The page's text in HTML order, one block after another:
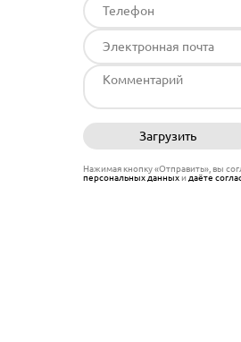
Загрузить
Нажимая кнопку «Отправить», вы
персональных данныхи даёте